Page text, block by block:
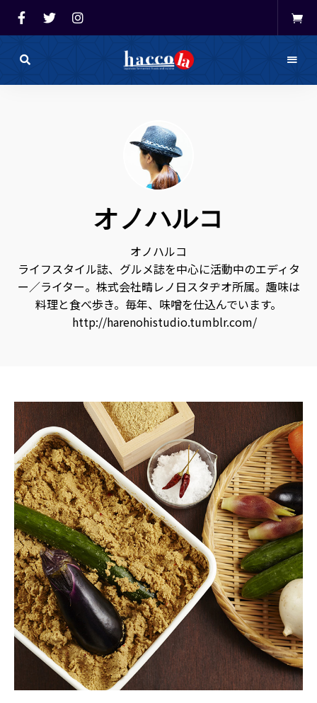
発酵ライ
フを楽し
む「ハッ
コラ」
酵
た
め
メ
デ
ィ
ア
で
す。
発
酵
食
ュ
ー
ス
を
お
届
け
し
ま
す。
日
本
と
ア
ジ
ア
の
発
酵
食
品
を
世
界
に
も
っ
と
知
っ
オノハルコ
オノハルコ
ライフスタイル誌、グルメ誌を中心に活動中のエディタ
ー／ライター。株式会社晴レノ日スタヂオ所属。趣味は
料理と食べ歩き。毎年、味噌を仕込んでいます。
http://harenohistudio.tumblr.com/